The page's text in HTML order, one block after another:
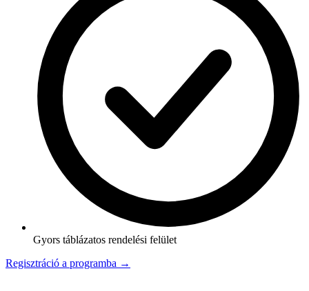
Gyors táblázatos rendelési felület
Regisztráció a programba →